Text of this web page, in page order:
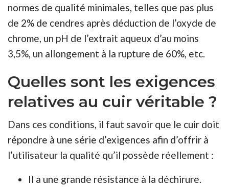
normes de qualité minimales, telles que pas plus
de 2% de cendres après déduction de l’oxyde de
chrome, un pH de l’extrait aqueux d’au moins
3,5%, un allongement à la rupture de 60%, etc.
Quelles sont les exigences
relatives au cuir véritable ?
Dans ces conditions, il faut savoir que le cuir doit
répondre à une série d’exigences afin d’offrir à
l’utilisateur la qualité qu’il possède réellement :
Il a une grande résistance à la déchirure.